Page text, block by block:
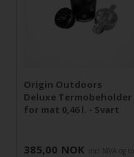
Origin Outdoors
Deluxe Termobeholder
for mat 0,46 l. - Svart
385,00 NOK incl MVA og toll